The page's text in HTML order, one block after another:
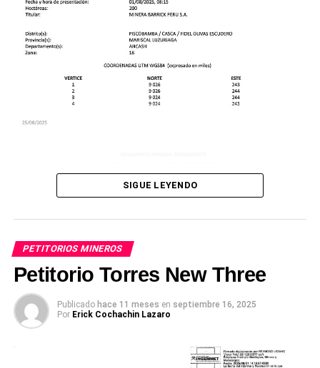
SIGUE LEYENDO
PETITORIOS MINEROS
Petitorio Torres New Three
Publicado hace 11 meses en septiembre 16, 2025
Por Erick Cochachin Lazaro